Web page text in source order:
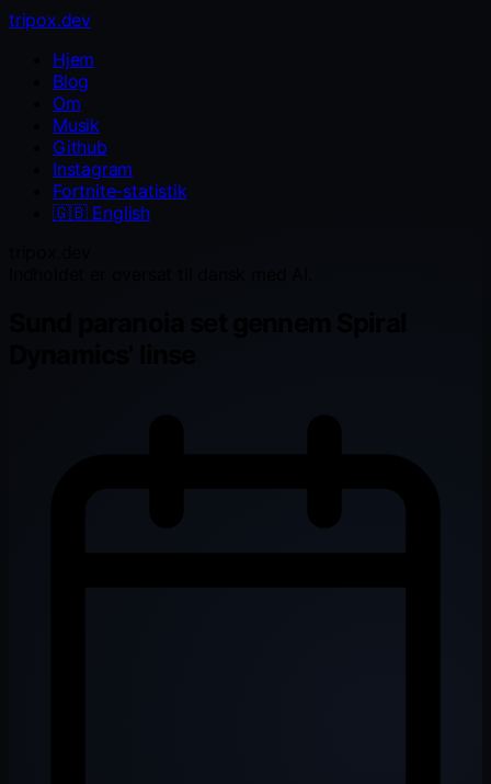
tripox.dev
Hjem
Blog
Om
Musik
Github
Instagram
Fortnite-statistik
🇬🇧 English